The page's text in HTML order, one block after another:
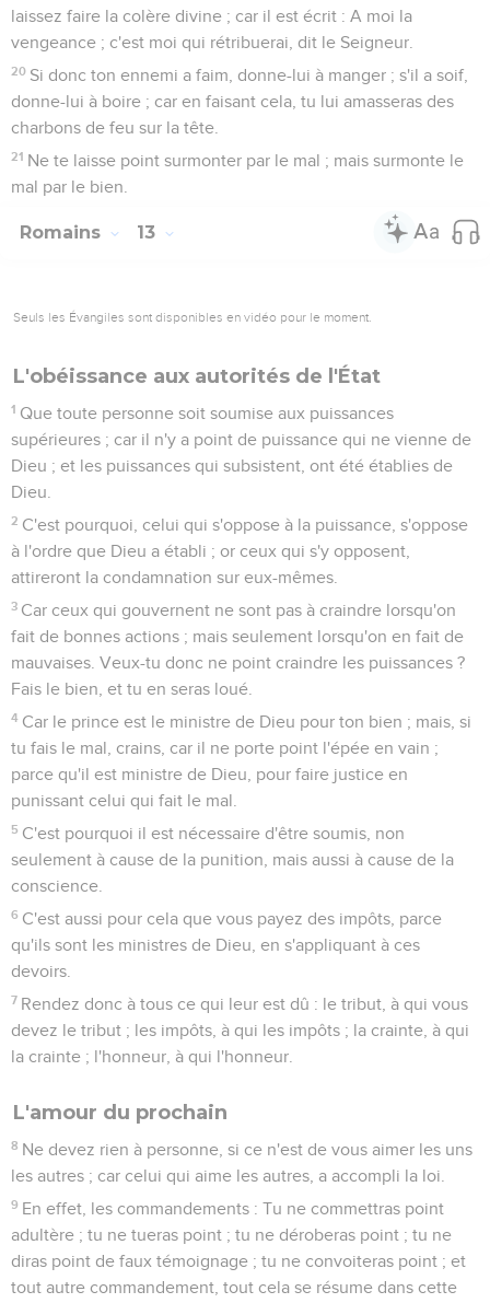
laissez faire la colère divine ; car il est écrit : A moi la
vengeance ; c'est moi qui rétribuerai, dit le Seigneur.
20 Si donc ton ennemi a faim, donne-lui à manger ; s'il a soif,
donne-lui à boire ; car en faisant cela, tu lui amasseras des
charbons de feu sur la tête.
21 Ne te laisse point surmonter par le mal ; mais surmonte le
mal par le bien.
Romains 13
Seuls les Évangiles sont disponibles en vidéo pour le moment.
L'obéissance aux autorités de l'État
1 Que toute personne soit soumise aux puissances
supérieures ; car il n'y a point de puissance qui ne vienne de
Dieu ; et les puissances qui subsistent, ont été établies de
Dieu.
2 C'est pourquoi, celui qui s'oppose à la puissance, s'oppose
à l'ordre que Dieu a établi ; or ceux qui s'y opposent,
attireront la condamnation sur eux-mêmes.
3 Car ceux qui gouvernent ne sont pas à craindre lorsqu'on
fait de bonnes actions ; mais seulement lorsqu'on en fait de
mauvaises. Veux-tu donc ne point craindre les puissances ?
Fais le bien, et tu en seras loué.
4 Car le prince est le ministre de Dieu pour ton bien ; mais, si
tu fais le mal, crains, car il ne porte point l'épée en vain ;
parce qu'il est ministre de Dieu, pour faire justice en
punissant celui qui fait le mal.
5 C'est pourquoi il est nécessaire d'être soumis, non
seulement à cause de la punition, mais aussi à cause de la
conscience.
6 C'est aussi pour cela que vous payez des impôts, parce
qu'ils sont les ministres de Dieu, en s'appliquant à ces
devoirs.
7 Rendez donc à tous ce qui leur est dû : le tribut, à qui vous
devez le tribut ; les impôts, à qui les impôts ; la crainte, à qui
la crainte ; l'honneur, à qui l'honneur.
L'amour du prochain
8 Ne devez rien à personne, si ce n'est de vous aimer les uns
les autres ; car celui qui aime les autres, a accompli la loi.
9 En effet, les commandements : Tu ne commettras point
adultère ; tu ne tueras point ; tu ne déroberas point ; tu ne
diras point de faux témoignage ; tu ne convoiteras point ; et
tout autre commandement, tout cela se résume dans cette